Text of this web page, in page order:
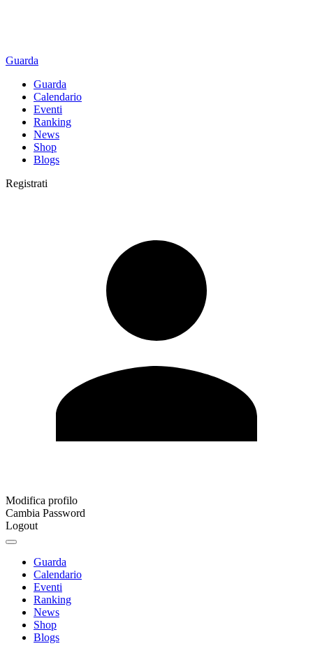
Guarda
Guarda
Calendario
Eventi
Ranking
News
Shop
Blogs
Registrati
Modifica profilo
Cambia Password
Logout
Guarda
Calendario
Eventi
Ranking
News
Shop
Blogs